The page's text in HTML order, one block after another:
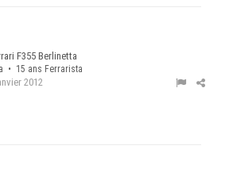
F355 Berlinetta
• 15 ans Ferrarista
2012